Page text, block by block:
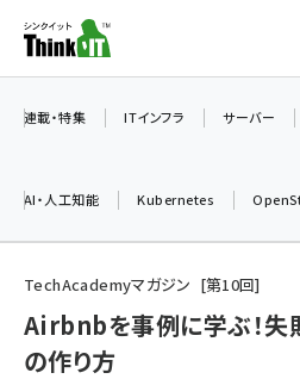
ン
ツ
加藤銘のチーム貢献～仲間
iot女子会 (2281)
連載・特集 ITインフラ サーバー
AI・人工知能 Kubernetes
TechAcademyマガジン 第10回
Airbnbを事例に学ぶ！失
の作り方